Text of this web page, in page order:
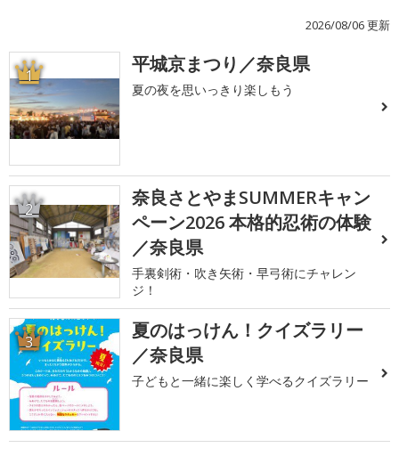
2026/08/06 更新
1 平城京まつり／奈良県
夏の夜を思いっきり楽しもう
2
奈良さとやまSUMMERキャン
ペーン2026 本格的忍術の体験
／奈良県
手裏剣術・吹き矢術・早弓術にチャレン
ジ！
3
夏のはっけん！クイズラリー
／奈良県
子どもと一緒に楽しく学べるクイズラリー